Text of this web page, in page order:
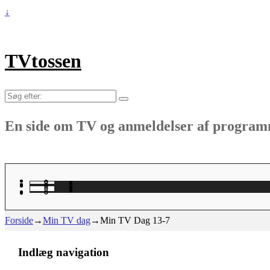
↓
TVtossen
Søg
En side om TV og anmeldelser af
Forside→Min TV dag→Min TV Dag 13-7
Indlæg navigation